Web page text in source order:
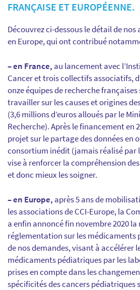
FRANÇAISE ET EUROPÉENNE.
Découvrez ci-dessous le détail de
en Europe, qui ont contribué
– en France, au lancement avec
Cancer et trois collectifs associatifs,
onze équipes de recherche
travailler sur les causes et origines
(3,6 millions d’euros alloués par le
Recherche). Après le financement en
projet sur le partage des données en
consortium inédit (jamais réalisé par
vise à renforcer la compréhension
et donc mieux les soigner.
– en Europe, après 5 ans de
les associations de CCI-Europe, la
a enfin annoncé fin novembre 2020
réglementation sur les médicaments
de nos demandes, visant à accélérer
médicaments pédiatriques par les
prises en compte dans les
spécificités des cancers pédiatriques